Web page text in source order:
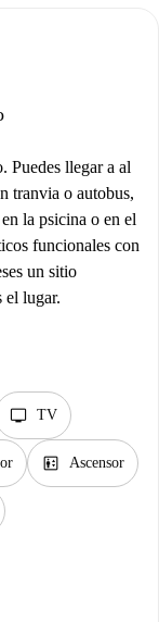
Puedes llegar a al
tranvia o autobus,
la psicina o en el
funcionales con
un sitio
el lugar.
tv TV
elevator Ascensor